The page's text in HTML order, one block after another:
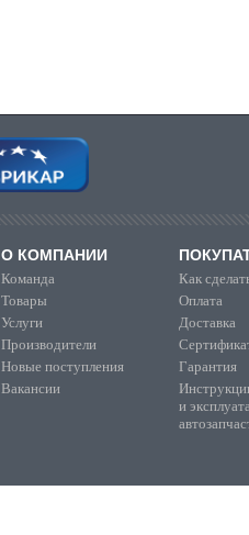
О КОМПАНИИ
Команда
Товары
Услуги
Производители
Новые поступления
Вакансии
Как
Оплата
Доставка
Гарантия
и